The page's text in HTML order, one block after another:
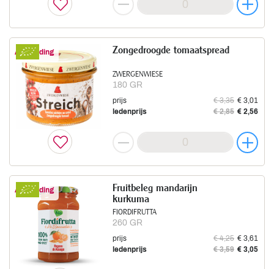
Aanbieding
ZWERGENWIESE
180 GR
Zongedroogde tomaatspread
prijs € 3,35 € 3,01
ledenprijs
€ 2,85 € 2,56
Aanbieding
FIORDIFRUTTA
260 GR
Fruitbeleg mandarijn
kurkuma
prijs € 4,25 € 3,61
ledenprijs
€ 3,59 € 3,05